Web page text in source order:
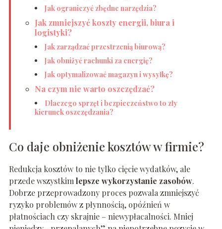
Jak ograniczyć zbędne narzędzia?
Jak zmniejszyć koszty energii, biura i
logistyki?
Jak zarządzać przestrzenią biurową?
Jak obniżyć rachunki za energię?
Jak optymalizować magazyn i wysyłkę?
Na czym nie warto oszczędzać?
Dlaczego sprzęt i bezpieczeństwo to zły
kierunek oszczędzania?
Co daje obniżenie kosztów w firmie?
Redukcja kosztów to nie tylko cięcie wydatków, ale
przede wszystkimlepsze wykorzystanie zasobów.
Dobrze przeprowadzony proces pozwala zmniejszyć
ryzyko problemów z płynnością, opóźnień w
płatnościach czy skrajnie – niewypłacalności. Mniej